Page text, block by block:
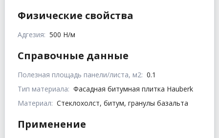
Физические свойства
Адгезия: 500 Н/м
Справочные данные
Полезная площадь панели/листа, м2: 0.1
Тип материала: Фасадная битумная плитка Hauberk
Материал: Стеклохолст, битум, гранулы базальта
Применение